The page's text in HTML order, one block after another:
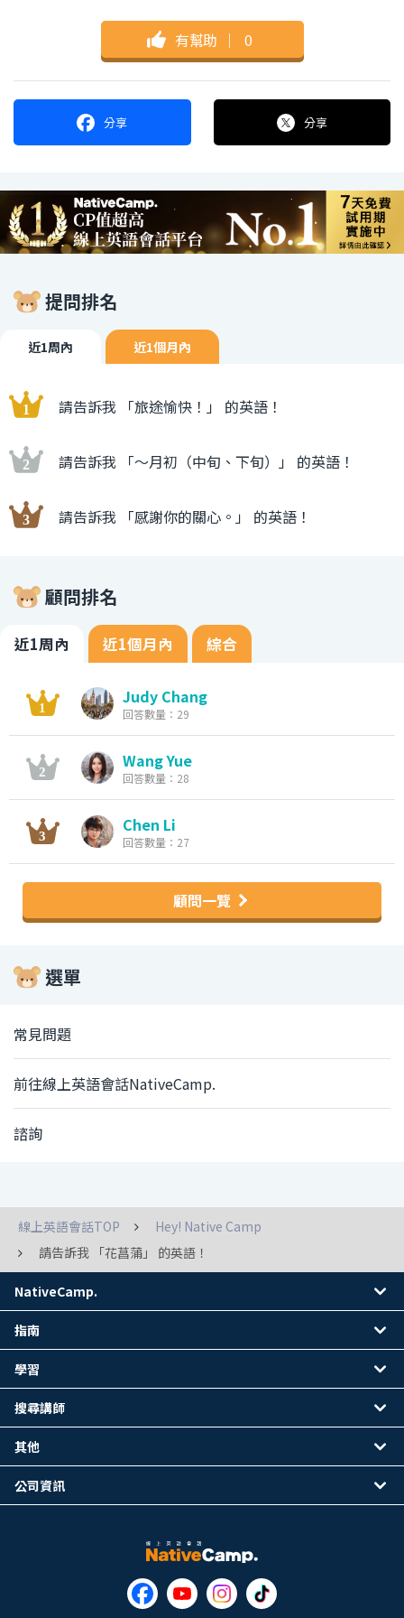
有幫助 ｜ 0
分享 分享
提問排名
近1周內 近1個月內
請告訴我 「旅途愉快！」 的英語！
請告訴我 「〜月初（中旬、下旬）」 的英語！
請告訴我 「感謝你的關心。」 的英語！
顧問排名
近1周內 近1個月內 綜合
Judy Chang
回答數量：29
Wang Yue
回答數量：28
Chen Li
回答數量：27
顧問一覽
選單
常見問題
前往線上英語會話NativeCamp.
諮詢
線上英語會話TOP
Hey! Native Camp
請告訴我 「花菖蒲」 的英語！
NativeCamp.
指南
學習
搜尋講師
其他
公司資訊